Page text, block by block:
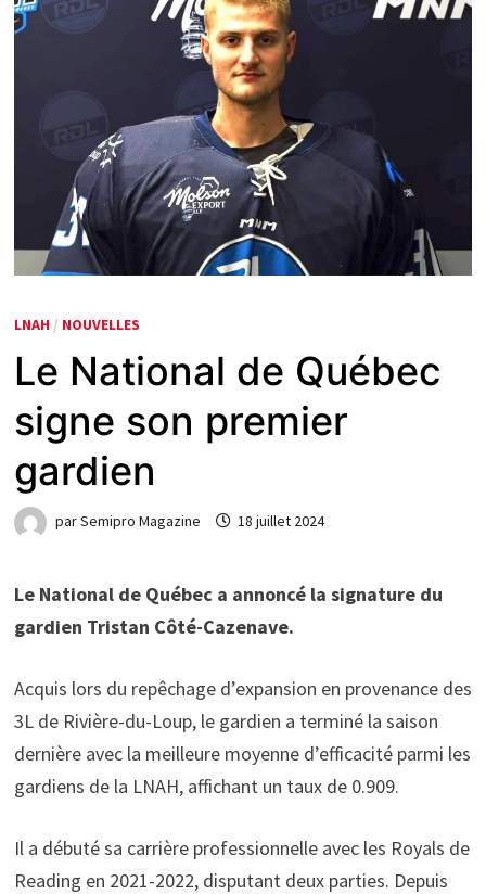
LNAH / NOUVELLES
Le National de Québec
signe son premier
gardien
parSemipro Magazine 18 juillet 2024
Le National de Québec a annoncé la signature du
gardien Tristan Côté-Cazenave.
Acquis lors du repêchage d’expansion en provenance des
3L de Rivière-du-Loup, le gardien a terminé la saison
dernière avec la meilleure moyenne d’efficacité parmi les
gardiens de la LNAH, affichant un taux de 0.909.
Il a débuté sa carrière professionnelle avec les Royals de
Reading en 2021-2022, disputant deux parties. Depuis